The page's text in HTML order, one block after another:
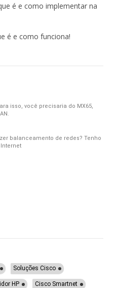
é e como implementar na
é e como funciona!
isso, você precisaria do MX65,
balanceamento de redes? Tenho
Soluções Cisco
HP Cisco Smartnet